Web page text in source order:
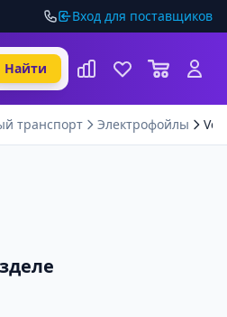
Вход для поставщиков
Найти
транспорт Электрофойлы